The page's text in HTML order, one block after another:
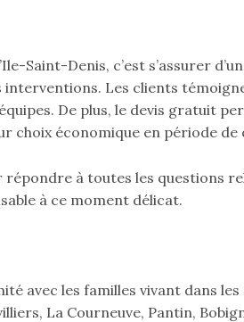
Saint-Denis, c’est s’assurer
interventions. Les clients
De plus, le devis gratuit
choix économique en période de
répondre à toutes les questions
à ce moment délicat.
avec les familles vivant dans
La Courneuve, Pantin,